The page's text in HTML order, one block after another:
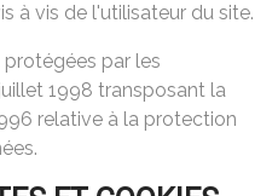
à vis de l'utilisateur du site.
par les
1998 transposant la
relative à la protection